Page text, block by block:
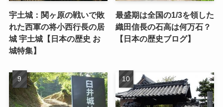
宇土城：関ヶ原の戦いで敗
れた西軍の将小西行長の居
城 宇土城【日本の歴史 お
城特集】
最盛期は全国の1/3を領した
織田信長の石高は何万石？
【日本の歴史ブログ】